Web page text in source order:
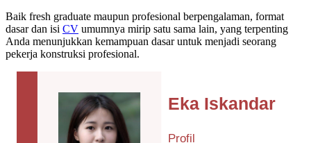
Baik fresh graduate maupun profesional berpengalaman, format
dasar dan isi CV umumnya mirip satu sama lain, yang terpenting
Anda menunjukkan kemampuan dasar untuk menjadi seorang
pekerja konstruksi profesional.